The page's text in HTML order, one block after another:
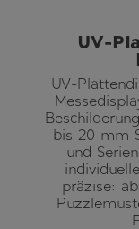
UV-
UV-
bis 20 mm
und
präzise: